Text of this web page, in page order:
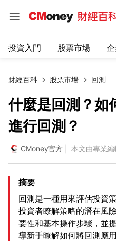
投資入門 股票市場
財經百科 股票市場 回測
什麼是回測？如
進行回測？
CMoney官方 | 本文由專業
摘要
回測是一種用來評估投資
投資者瞭解策略的潛在風
要性和基本操作步驟，並
導新手瞭解如何將回測應